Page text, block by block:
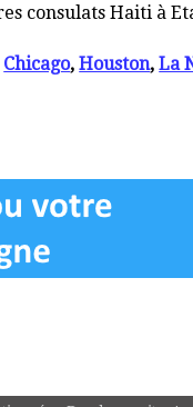
consulats Haiti à
Chicago,Houston,La